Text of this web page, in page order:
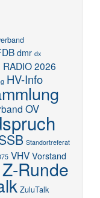
dmr dx
RADIO 2026
HV-Info
OV
Standortreferat
VHV Vorstand
Z-Runde
ZuluTalk